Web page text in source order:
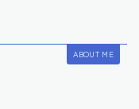
ABOUT ME